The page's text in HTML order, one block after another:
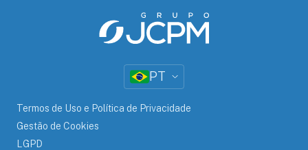
PT
Termos de Uso e Política de Privacidade
Gestão de Cookies
LGPD